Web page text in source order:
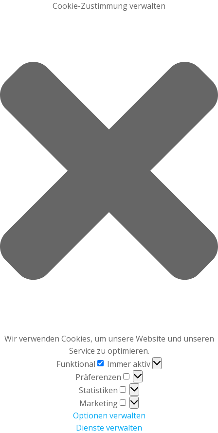
Cookie-Zustimmung verwalten
Wir verwenden Cookies, um unsere Website und unseren
Service zu optimieren.
Funktional
Funktional
Immer aktiv
Präferenzen
Präferenzen
Statistiken
Statistiken
Marketing
Marketing
Optionen verwalten
Dienste verwalten